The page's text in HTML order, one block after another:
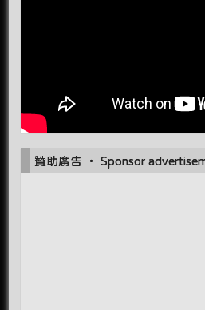
贊助廣告 ‧ Sponsor